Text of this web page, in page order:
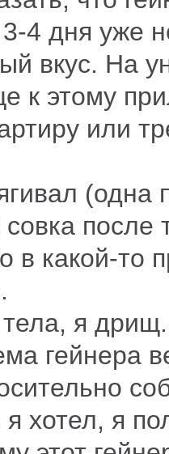
4 дня уже
вкус. На
к этому
или
в какой-то
я
гейнера
хотел, я